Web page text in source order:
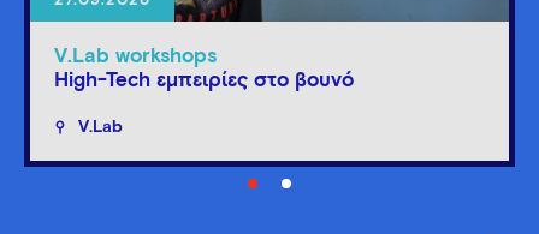
V.Lab workshops
High-Tech εμπειρίες στο βουνό
V.Lab